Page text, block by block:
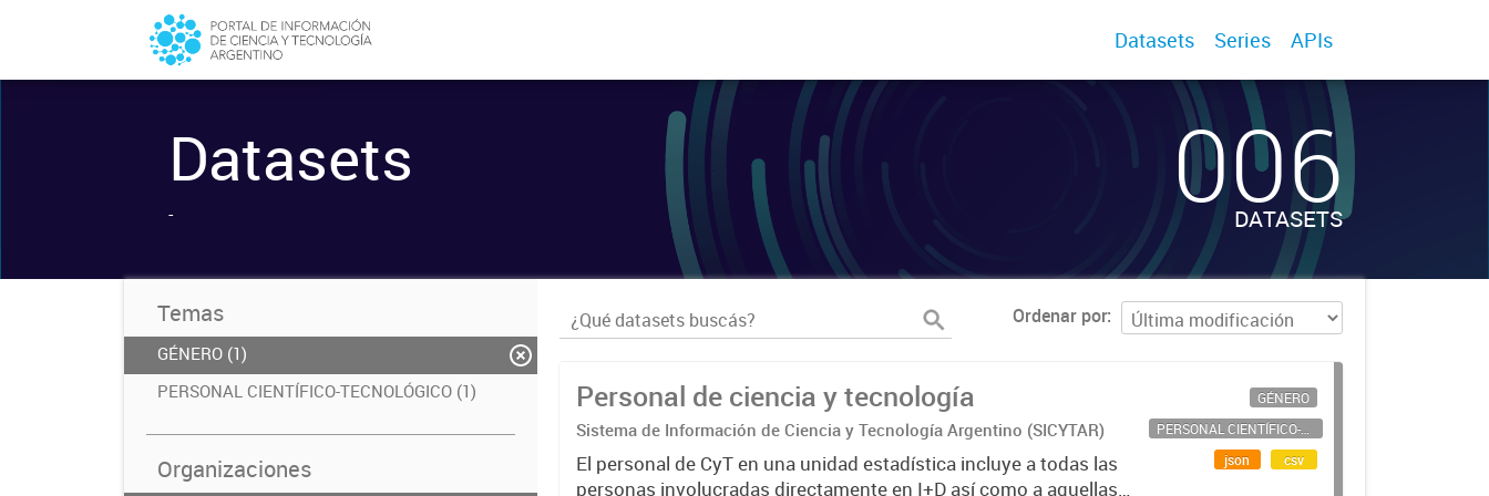
Datasets Series APIs
Datasets
- 006
DATASETS
Temas
GÉNERO (1)
PERSONAL CIENTÍFICO-TECNOLÓGICO (1)
Organizaciones
Ordenar por
Personal de ciencia y tecnología
Sistema de Información de Ciencia y Tecnología Argentino (SICYTAR)
El personal de CyT en una unidad estadística incluye a todas las
personas involucradas directamente en I+D así como a aquellas
GÉNERO
PERSONAL CIENTÍFICO-TECNOLÓGICO
json
csv